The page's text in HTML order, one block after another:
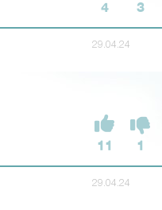
4 3
29.04.24
11 1
29.04.24